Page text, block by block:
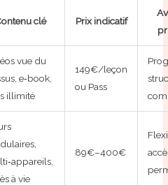
clé Prix indicatif
vue du
e‑book,
illimité
149€/leçon
ou Pass
à vie
89€–400€